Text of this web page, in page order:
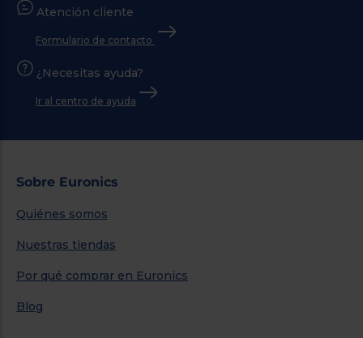
Atención cliente
Formulario de contacto
¿Necesitas ayuda?
Ir al centro de ayuda
Sobre Euronics
Quiénes somos
Nuestras tiendas
Por qué comprar en Euronics
Blog